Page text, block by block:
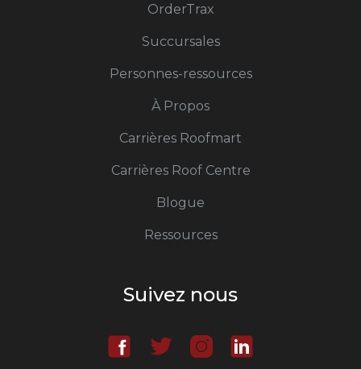
OrderTrax
Succursales
Personnes-ressources
À Propos
Carrières Roofmart
Carrières Roof Centre
Blogue
Ressources
Suivez nous